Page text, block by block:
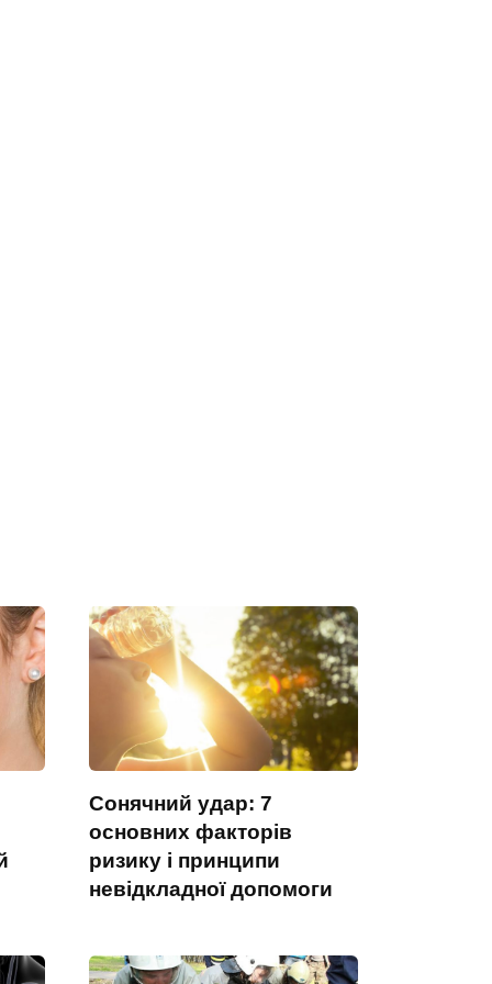
Сонячний удар: 7
основних факторів
ризику і принципи
невідкладної допомоги